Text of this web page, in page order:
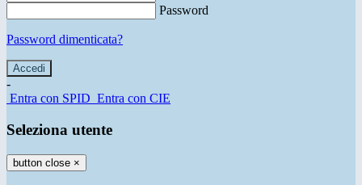
Password
Password dimenticata?
-
Entra con SPID Entra con CIE
Seleziona utente
button close ×